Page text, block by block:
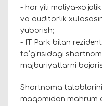
- har yili moliya-
va auditorlik
yuborish;
- IT Park bilan
toʻgʻrisidagi
majburiyatlarni
Shartnoma
maqomidan mahrum